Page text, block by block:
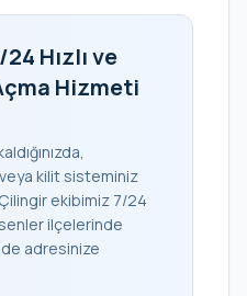
Hızlı ve
Hizmeti
veya kilit sisteminiz
Çilingir ekibimiz 7/24
ilçelerinde
adresinize